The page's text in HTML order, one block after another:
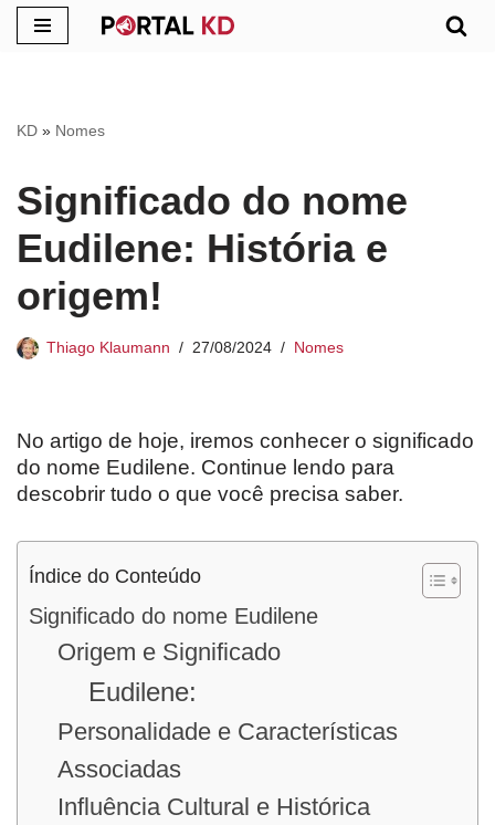
conteúdo
KD » Nomes
Significado do nome
Eudilene: História e
origem!
Thiago Klaumann 27/08/2024 Nomes
No artigo de hoje, iremos conhecer o significado
do nome Eudilene. Continue lendo para
descobrir tudo o que você precisa saber.
Índice do Conteúdo
Significado do nome Eudilene
Origem e Significado
Eudilene:
Personalidade e Características
Associadas
Influência Cultural e Histórica